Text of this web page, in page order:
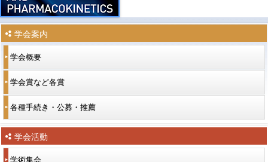
学会案内
学会概要
学会賞など各賞
各種手続き・公募・推薦
学会活動
学術集会